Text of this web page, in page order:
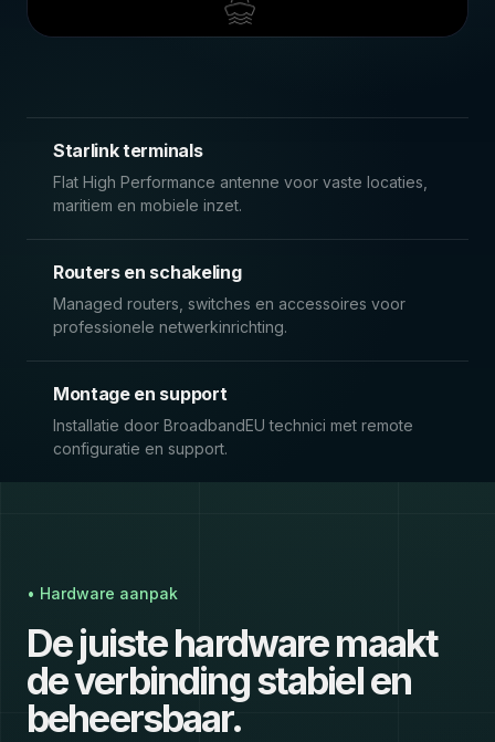
Starlink terminals
Flat High Performance antenne voor vaste locaties,
maritiem en mobiele inzet.
Routers en schakeling
Managed routers, switches en accessoires voor
professionele netwerkinrichting.
Montage en support
Installatie door BroadbandEU technici met remote
configuratie en support.
• Hardware aanpak
De juiste hardware maakt
de verbinding stabiel en
beheersbaar.